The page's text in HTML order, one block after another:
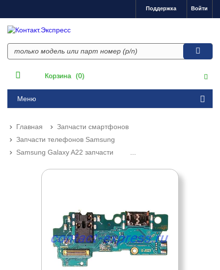
Войти
Поддержка
Корзина (0)
Меню
Главная
Запчасти смартфонов
Запчасти телефонов Samsung
Samsung Galaxy A22 запчасти